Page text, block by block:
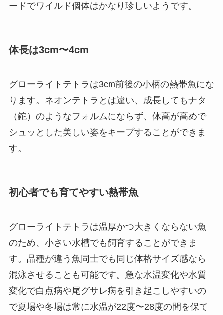
ードでワイルド個体はかなり珍しいようです。
体長は3cm〜4cm
グローライトテトラは3cm前後の小柄の熱帯魚にな
ります。ネオンテトラとは違い、成長してもナタ
（鉈）のようなフォルムにならず、体高が高めで
シュッとした美しい姿をキープすることができま
す。
初心者でも育てやすい熱帯魚
グローライトテトラは温厚かつ大きくならない魚
のため、小さい水槽でも飼育することができま
す。品種が違う魚同士でも同じ体格サイズ感なら
混泳させることも可能です。急な水温変化や水質
変化で白点病や尾グサレ病を引き起こしやすいの
で夏場や冬場は常に水温が22度〜28度の間を保て